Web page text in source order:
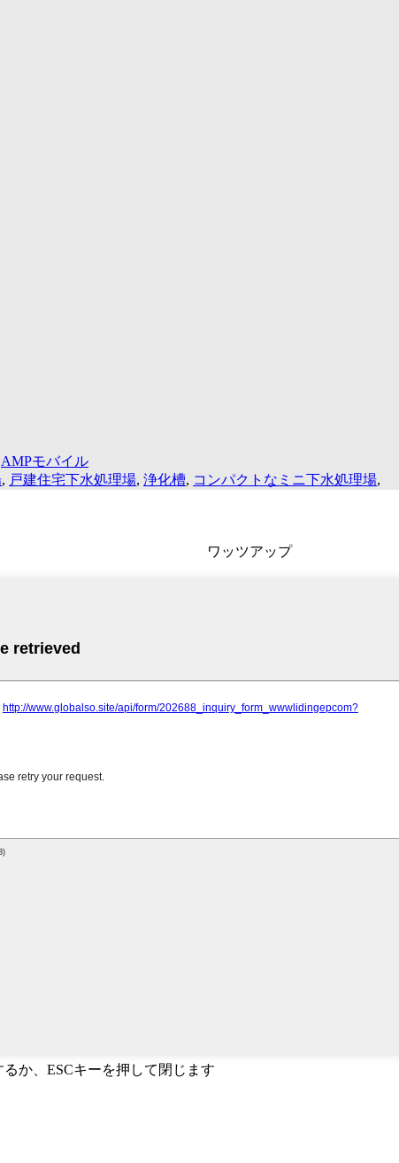
AMPモバイル
, 戸建住宅下水処理場, 浄化槽, コンパクトなミニ下水処理場,
ワッツアップ
か、ESCキーを押して閉じます